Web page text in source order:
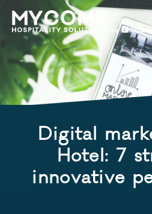
Digital
Hotel: 7
innovative